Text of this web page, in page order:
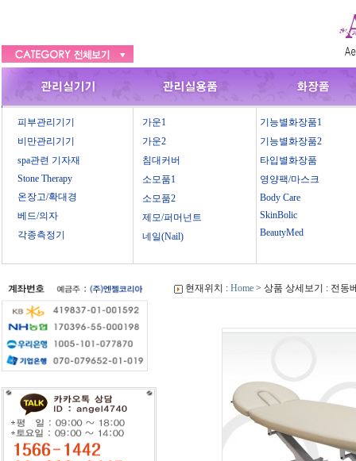
피부관리기기
비만관리기기
spa관련 기자재
Stone Therapy
온장고/확대경
베드/의자
각종측정기
가운1
가운2
침대커버
소모품1
소모품2
제모/퍼머넌트
네일(Nail)
기능별화장품1
기능별화장품2
타입별화장품
영양팩/마스크
Body Care
SkinBolic
BeautyMed
현재위치 : Home > 상품 상세보기 : 전동